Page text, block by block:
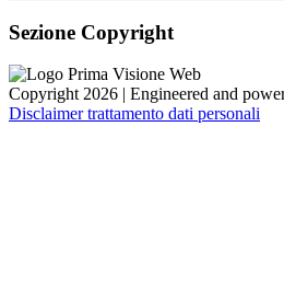
Sezione Copyright
Copyright 2026 | Engineered and
Disclaimer trattamento dati personali